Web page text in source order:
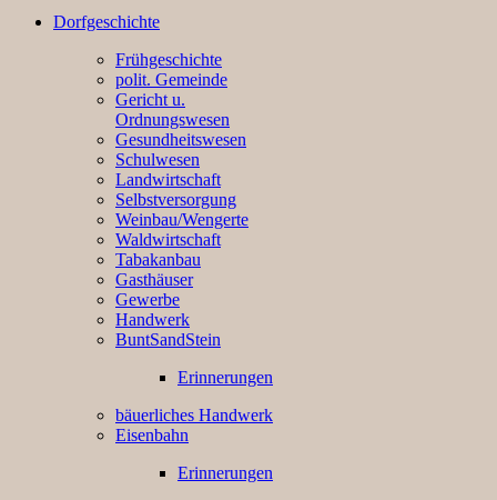
Dorfgeschichte
Frühgeschichte
polit. Gemeinde
Gericht u.
Ordnungswesen
Gesundheitswesen
Schulwesen
Landwirtschaft
Selbstversorgung
Weinbau/Wengerte
Waldwirtschaft
Tabakanbau
Gasthäuser
Gewerbe
Handwerk
BuntSandStein
Erinnerungen
bäuerliches Handwerk
Eisenbahn
Erinnerungen